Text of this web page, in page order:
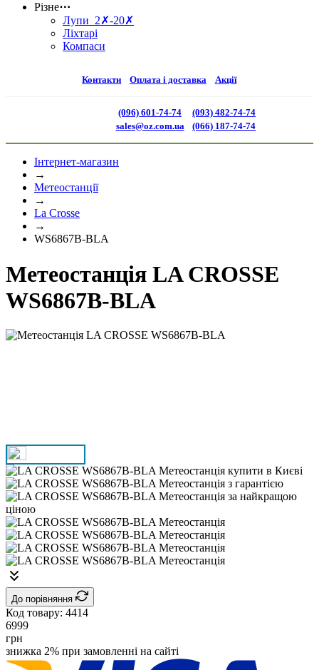
Різне⋯
Лупи 2✗-20✗
Ліхтарі
Компаси
Контакти Оплата і доставка Акції
(096) 601-74-74
sales@oz.com.ua
(093) 482-74-74
(066) 187-74-74
Інтернет-магазин
→
Метеостанції
→
La Crosse
→
WS6867B-BLA
Метеостанція LA CROSSE
WS6867B-BLA
До порівняння
Код товару: 4414
6999
грн
знижка 2% при замовленні на сайті